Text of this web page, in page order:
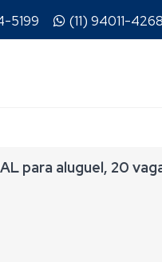
5199 (11) 94011-4268
para aluguel, 20